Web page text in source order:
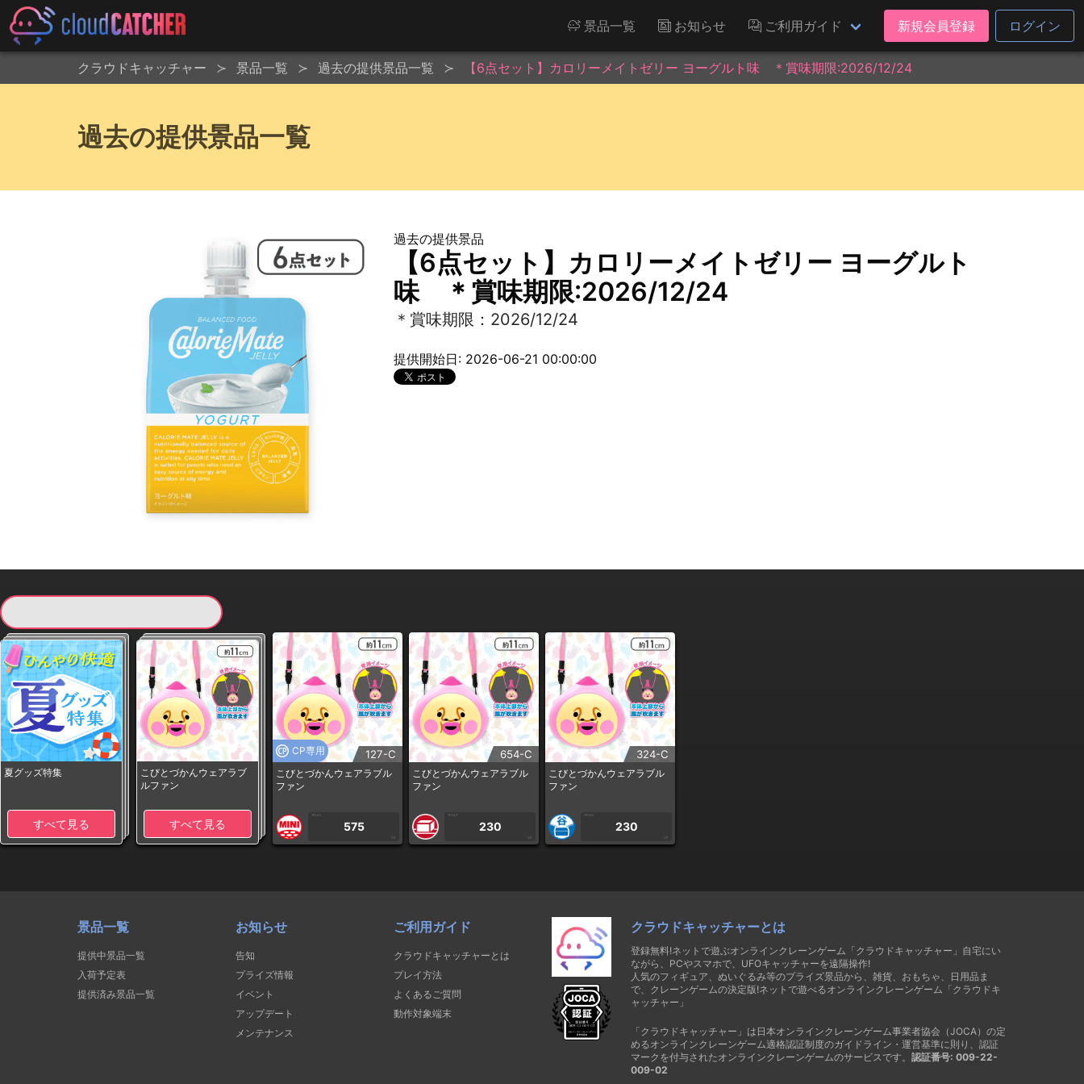
景品一覧 お知らせ ご利用ガイド 新規会員登録 ログイン
クラウドキャッチャー 景品一覧 過去の提供景品一覧 【6点セット】カロリーメイトゼリー ヨーグルト味 ＊賞味期限:2026/12/24
過去の提供景品一覧
過去の提供景品
【6点セット】カロリーメイトゼリー ヨーグルト
味 ＊賞味期限:2026/12/24
＊賞味期限：2026/12/24
提供開始日: 2026-06-21 00:00:00
夏グッズ特集
すべて見る
こびとづかんウェアラブ
ルファン
すべて見る
CP専用 127-C
こびとづかんウェアラブル
ファン
1PLAY
575
CP
654-C
こびとづかんウェアラブル
ファン
1PLAY
230
CP
324-C
こびとづかんウェアラブル
ファン
1PLAY
230
CP
景品一覧
提供中景品一覧
入荷予定表
提供済み景品一覧
お知らせ
告知
プライズ情報
イベント
アップデート
メンテナンス
ご利用ガイド
クラウドキャッチャーとは
プレイ方法
よくあるご質問
動作対象端末
クラウドキャッチャーとは
登録無料!ネットで遊ぶオンラインクレーンゲーム「クラウドキャッチャー」自宅にい
ながら、PCやスマホで、UFOキャッチャーを遠隔操作!
人気のフィギュア、ぬいぐるみ等のプライズ景品から、雑貨、おもちゃ、日用品ま
で、クレーンゲームの決定版!ネットで遊べるオンラインクレーンゲーム「クラウドキ
ャッチャー」
「クラウドキャッチャー」は日本オンラインクレーンゲーム事業者協会（JOCA）の定
めるオンラインクレーンゲーム適格認証制度のガイドライン・運営基準に則り、認証
マークを付与されたオンラインクレーンゲームのサービスです。 認証番号: 009-22-
009-02